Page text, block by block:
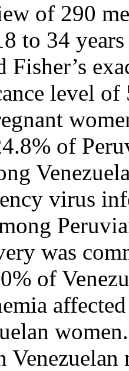
of 290
to 34
Fisher’s
level of
of
virus
was
of